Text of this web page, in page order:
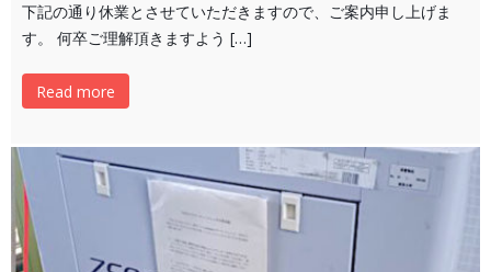
下記の通り休業とさせていただきますので、ご案内申し上げま
す。 何卒ご理解頂きますよう […]
Read more